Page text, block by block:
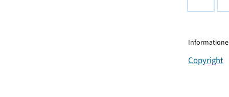
Copyright